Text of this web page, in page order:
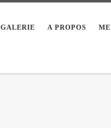
GALERIE A PROPOS